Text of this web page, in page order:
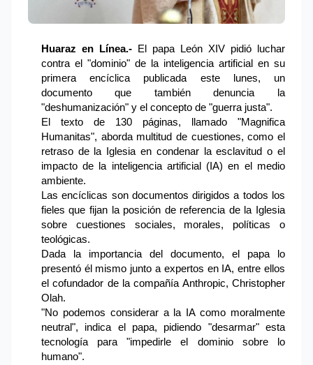
Huaraz en Línea.-
El papa León XIV pidió luchar
contra el "dominio" de la inteligencia artificial en su
primera encíclica publicada este lunes, un
documento que también denuncia la
"deshumanización" y el concepto de "guerra justa".
El texto de 130 páginas, llamado "Magnifica
Humanitas", aborda multitud de cuestiones, como el
retraso de la Iglesia en condenar la esclavitud o el
impacto de la inteligencia artificial (IA) en el medio
ambiente.
Las encíclicas son documentos dirigidos a todos los
fieles que fijan la posición de referencia de la Iglesia
sobre cuestiones sociales, morales, políticas o
teológicas.
Dada la importancia del documento, el papa lo
presentó él mismo junto a expertos en IA, entre ellos
el cofundador de la compañía Anthropic, Christopher
Olah.
"No podemos considerar a la IA como moralmente
neutral", indica el papa, pidiendo "desarmar" esta
tecnología para "impedirle el dominio sobre lo
humano".